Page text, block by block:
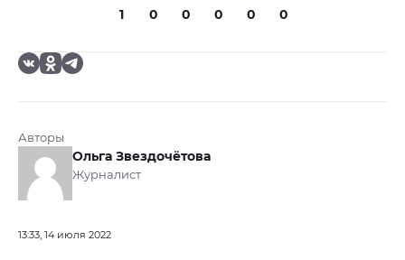
1 0 0 0 0 0
Авторы
Ольга Звездочётова
Журналист
13:33, 14 июля 2022